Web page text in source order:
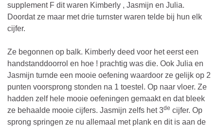
supplement F dit waren Kimberly , Jasmijn en Julia.
Doordat ze maar met drie turnster waren telde bij hun elk
cijfer.
Ze begonnen op balk. Kimberly deed voor het eerst een
handstanddoorrol en hoe ! prachtig was die. Ook Julia en
Jasmijn turnde een mooie oefening waardoor ze gelijk op 2
punten voorsprong stonden na 1 toestel. Op naar vloer. Ze
hadden zelf hele mooie oefeningen gemaakt en dat bleek
ze behaalde mooie cijfers. Jasmijn zelfs het 3de cijfer. Op
sprong springen ze nu allemaal met plank en dit is aan de